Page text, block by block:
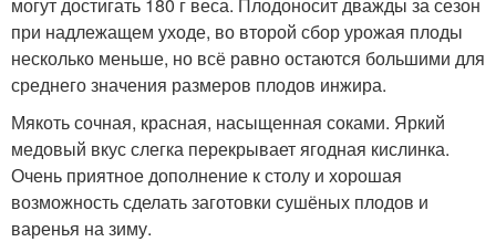
при надлежащем уходе, во второй сбор урожая плоды
несколько меньше, но всё равно остаются большими для
среднего значения размеров плодов инжира.
Мякоть сочная, красная, насыщенная соками. Яркий
медовый вкус слегка перекрывает ягодная кислинка.
Очень приятное дополнение к столу и хорошая
возможность сделать заготовки сушёных плодов и
варенья на зиму.